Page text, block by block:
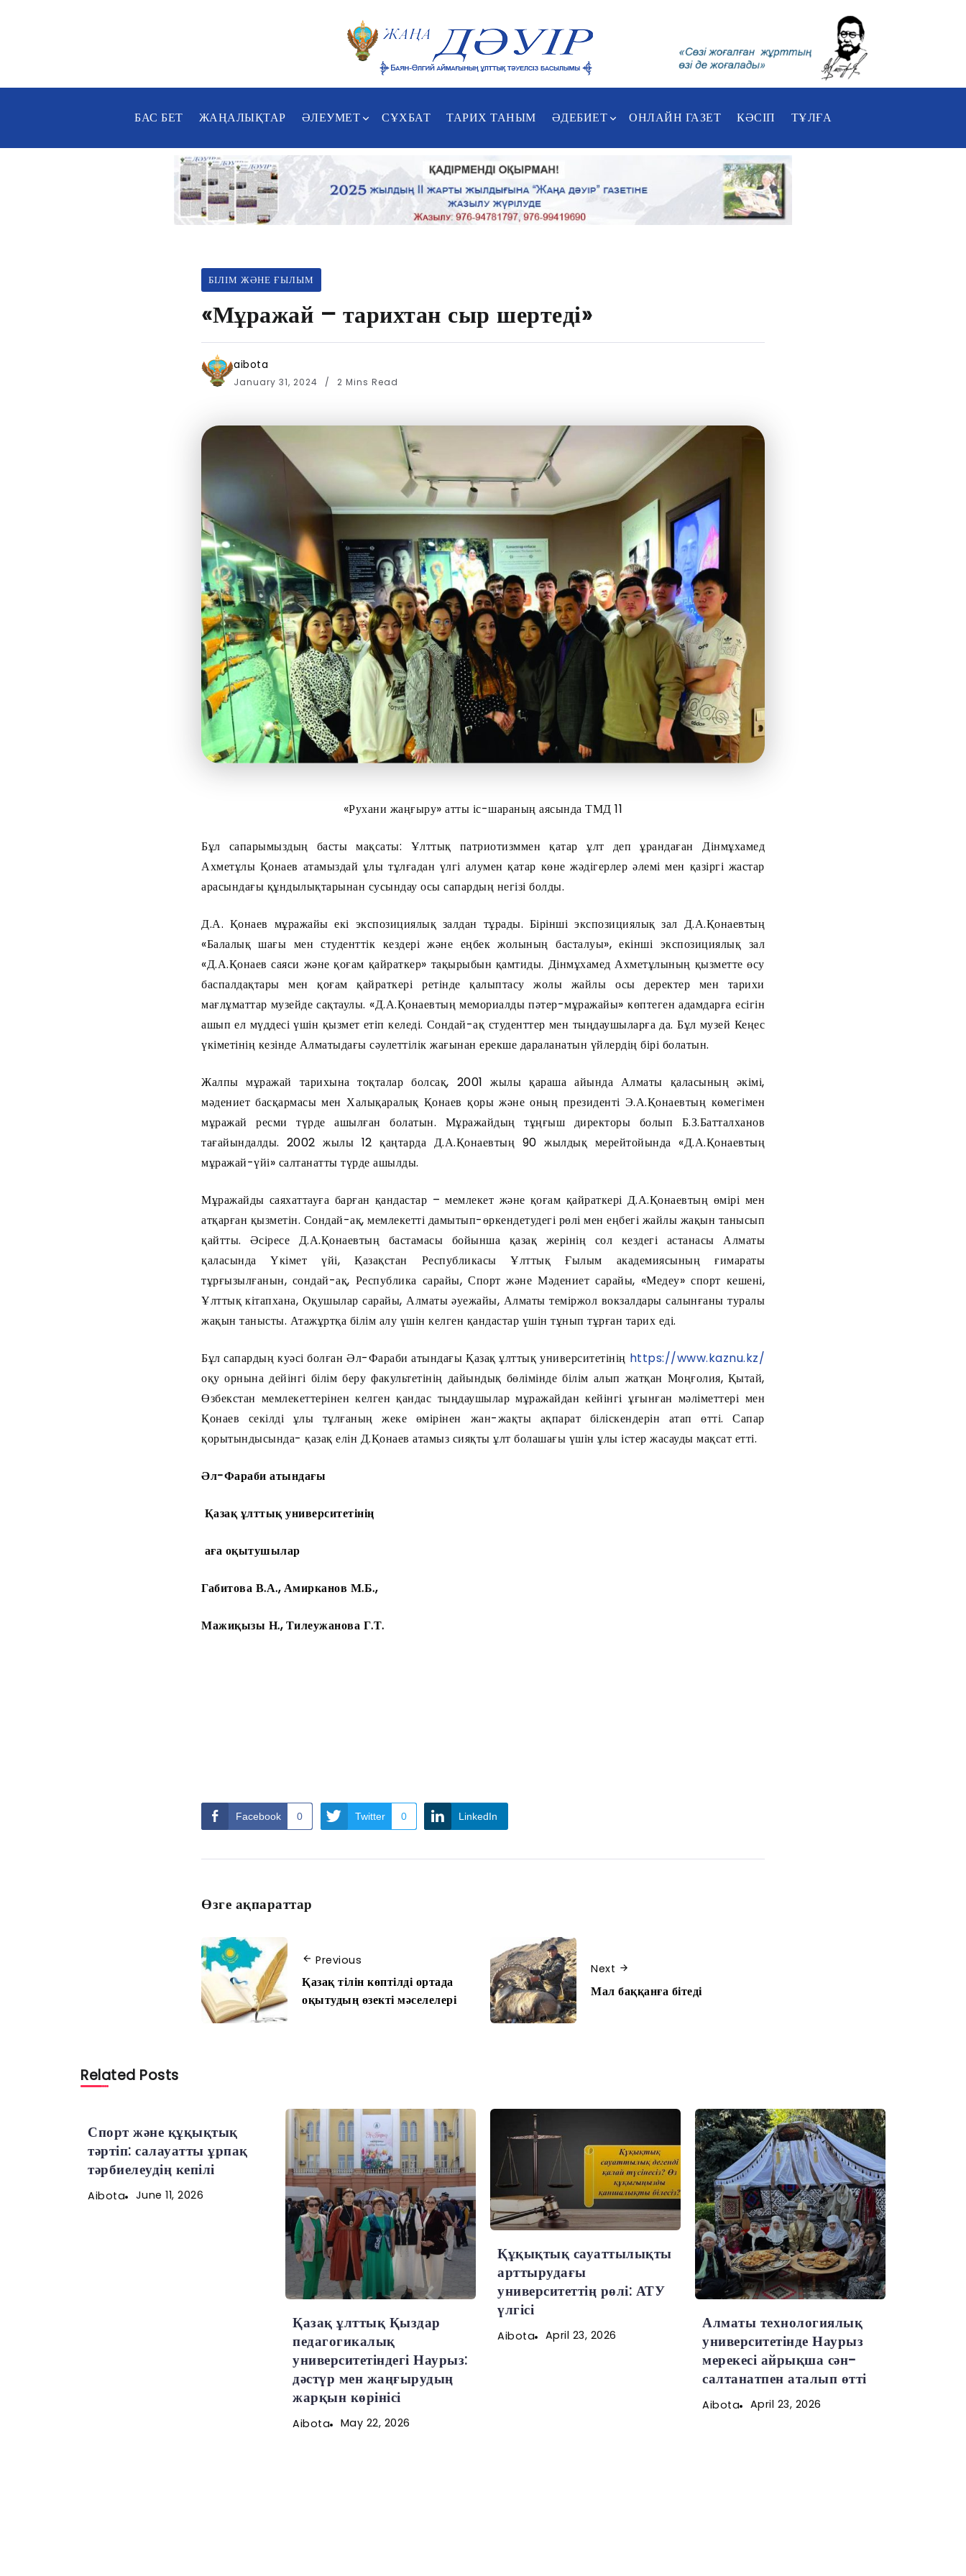
БАС БЕТ ЖАҢАЛЫҚТАР ӘЛЕУМЕТ СҰХБАТ ТАРИХ ТАНЫМ ӘДЕБИЕТ ОНЛАЙН ГАЗЕТ КӘСІП ТҰЛҒА
БІЛІМ ЖӘНЕ ҒЫЛЫМ
«Мұражай – тарихтан сыр шертеді»
aibota
January 31, 2024 2 Mins Read
«Рухани жаңғыру» атты іс-шараның аясында ТМД 11
Бұл сапарымыздың басты мақсаты: Ұлттық патриотизммен қатар ұлт деп ұрандаған Дінмұхамед
Ахметұлы Қонаев атамыздай ұлы тұлғадан үлгі алумен қатар көне жәдігерлер әлемі мен қазіргі жастар
арасындағы құндылықтарынан сусындау осы сапардың негізі болды.
Д.А. Қонаев мұражайы екі экспозициялық залдан тұрады. Бірінші экспозициялық зал Д.А.Қонаевтың
«Балалық шағы мен студенттік кездері және еңбек жолының басталуы», екінші экспозициялық зал
«Д.А.Қонаев саяси және қоғам қайраткер» тақырыбын қамтиды. Дінмұхамед Ахметұлының қызметте өсу
баспалдақтары мен қоғам қайраткері ретінде қалыптасу жолы жайлы осы деректер мен тарихи
мағлұматтар музейде сақтаулы. «Д.А.Қонаевтың мемориалды пәтер-мұражайы» көптеген адамдарға есігін
ашып ел мүддесі үшін қызмет етіп келеді. Сондай-ақ студенттер мен тыңдаушыларға да. Бұл музей Кеңес
үкіметінің кезінде Алматыдағы сәулеттілік жағынан ерекше дараланатын үйлердің бірі болатын.
Жалпы мұражай тарихына тоқталар болсақ, 2001 жылы қараша айында Алматы қаласының әкімі,
мәдениет басқармасы мен Халықаралық Қонаев қоры және оның президенті Э.А.Қонаевтың көмегімен
мұражай ресми түрде ашылған болатын. Мұражайдың тұңғыш директоры болып Б.З.Батталханов
тағайындалды. 2002 жылы 12 қаңтарда Д.А.Қонаевтың 90 жылдық мерейтойында «Д.А.Қонаевтың
мұражай-үйі» салтанатты түрде ашылды.
Мұражайды саяхаттауға барған қандастар – мемлекет және қоғам қайраткері Д.А.Қонаевтың өмірі мен
атқарған қызметін. Сондай-ақ, мемлекетті дамытып-өркендетудегі рөлі мен еңбегі жайлы жақын танысып
қайтты. Әсіресе Д.А.Қонаевтың бастамасы бойынша қазақ жерінің сол кездегі астанасы Алматы
қаласында Үкімет үйі, Қазақстан Республикасы Ұлттық Ғылым академиясының ғимараты
тұрғызылғанын, сондай-ақ, Республика сарайы, Спорт және Мәдениет сарайы, «Медеу» спорт кешені,
Ұлттық кітапхана, Оқушылар сарайы, Алматы әуежайы, Алматы теміржол вокзалдары салынғаны туралы
жақын танысты. Атажұртқа білім алу үшін келген қандастар үшін тұнып тұрған тарих еді.
Бұл сапардың куәсі болған Әл-Фараби атындағы Қазақ ұлттық университетінің https://www.kaznu.kz/
оқу орнына дейінгі білім беру факультетінің дайындық бөлімінде білім алып жатқан Моңғолия, Қытай,
Өзбекстан мемлекеттерінен келген қандас тыңдаушылар мұражайдан кейінгі ұғынған мәліметтері мен
Қонаев секілді ұлы тұлғаның жеке өмірінен жан-жақты ақпарат біліскендерін атап өтті. Сапар
қорытындысында- қазақ елін Д.Қонаев атамыз сияқты ұлт болашағы үшін ұлы істер жасауды мақсат етті.
Әл-Фараби атындағы
Қазақ ұлттық университетінің
аға оқытушылар
Габитова В.А., Амирканов М.Б.,
Мажиқызы Н., Тилеужанова Г.Т.
Facebook 0 Twitter 0 LinkedIn
Өзге ақпараттар
Previous
Қазақ тілін көптілді ортада
оқытудың өзекті мәселелері
Next
Мал баққанға бітеді
Related Posts
Спорт және құқықтық
тәртіп: салауатты ұрпақ
тәрбиелеудің кепілі
Aibota June 11, 2026
Қазақ ұлттық Қыздар
педагогикалық
университетіндегі Наурыз:
дәстүр мен жаңғырудың
жарқын көрінісі
Aibota May 22, 2026
Құқықтық сауаттылықты
арттырудағы
университеттің рөлі: АТУ
үлгісі
Aibota April 23, 2026
Алматы технологиялық
университетінде Наурыз
мерекесі айрықша сән-
салтанатпен аталып өтті
Aibota April 23, 2026